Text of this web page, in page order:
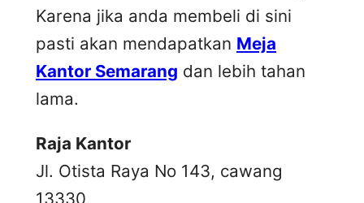
Karena jika anda membeli di sini
pasti akan mendapatkan Meja
Kantor Semarang dan lebih tahan
lama.
Raja Kantor
Jl. Otista Raya No 143, cawang
13330